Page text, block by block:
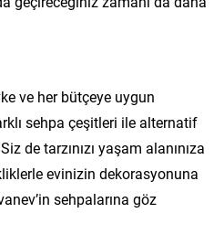
ve her bütçeye uygun
sehpa çeşitleri ile alternatif
de tarzınızı yaşam alanınıza
evinizin dekorasyonuna
sehpalarına göz